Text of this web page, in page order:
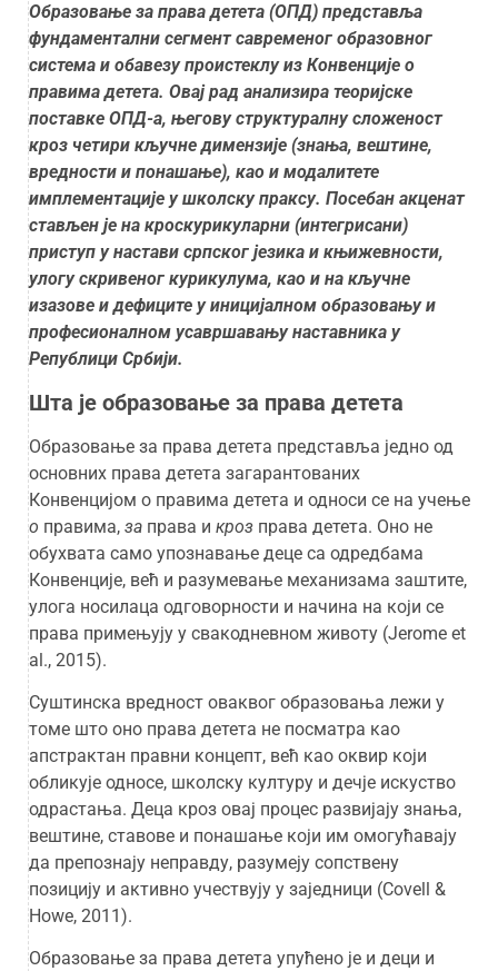
Образовање за права детета (ОПД) представља
фундаментални сегмент савременог образовног
система и обавезу проистеклу из Конвенције о
правима детета. Овај рад анализира теоријске
поставке ОПД-а, његову структуралну сложеност
кроз четири кључне димензије (знања, вештине,
вредности и понашање), као и модалитете
имплементације у школску праксу. Посебан акценат
стављен је на кроскурикуларни (интегрисани)
приступ у настави српског језика и књижевности,
улогу скривеног курикулума, као и на кључне
изазове и дефиците у иницијалном образовању и
професионалном усавршавању наставника у
Републици Србији.
Шта је образовање за права детета
Образовање за права детета представља једно од
основних права детета загарантованих
Конвенцијом о правима детета и односи се на учење
о правима, за права и кроз права детета. Оно не
обухвата само упознавање деце са одредбама
Конвенције, већ и разумевање механизама заштите,
улога носилаца одговорности и начина на који се
права примењују у свакодневном животу (Jerome et
al., 2015).
Суштинска вредност оваквог образовања лежи у
томе што оно права детета не посматра као
апстрактан правни концепт, већ као оквир који
обликује односе, школску културу и дечје искуство
одрастања. Деца кроз овај процес развијају знања,
вештине, ставове и понашање који им омогућавају
да препознају неправду, разумеју сопствену
позицију и активно учествују у заједници (Covell &
Howe, 2011).
Образовање за права детета упућено је и деци и